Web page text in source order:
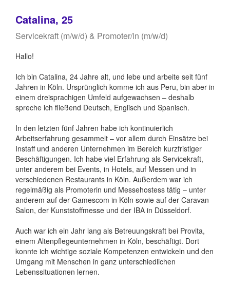
Catalina, 25
Servicekraft (m/w/d) & Promoter/in (m/w/d)
Hallo!
Ich bin Catalina, 24 Jahre alt, und lebe und arbeite seit fünf
Jahren in Köln. Ursprünglich komme ich aus Peru, bin aber in
einem dreisprachigen Umfeld aufgewachsen – deshalb
spreche ich fließend Deutsch, Englisch und Spanisch.
In den letzten fünf Jahren habe ich kontinuierlich
Arbeitserfahrung gesammelt – vor allem durch Einsätze bei
Instaff und anderen Unternehmen im Bereich kurzfristiger
Beschäftigungen. Ich habe viel Erfahrung als Servicekraft,
unter anderem bei Events, in Hotels, auf Messen und in
verschiedenen Restaurants in Köln. Außerdem war ich
regelmäßig als Promoterin und Messehostess tätig – unter
anderem auf der Gamescom in Köln sowie auf der Caravan
Salon, der Kunststoffmesse und der IBA in Düsseldorf.
Auch war ich ein Jahr lang als Betreuungskraft bei Provita,
einem Altenpflegeunternehmen in Köln, beschäftigt. Dort
konnte ich wichtige soziale Kompetenzen entwickeln und den
Umgang mit Menschen in ganz unterschiedlichen
Lebenssituationen lernen.